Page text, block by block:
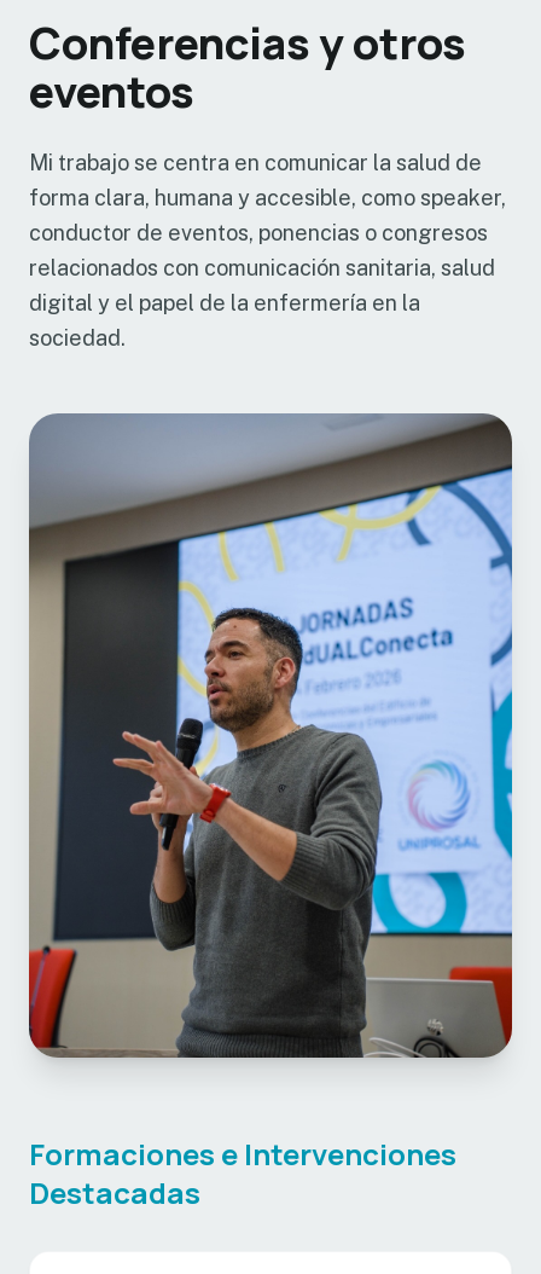
Conferencias y otros
eventos
Mi trabajo se centra en comunicar la salud de
forma clara, humana y accesible, como speaker,
conductor de eventos, ponencias o congresos
relacionados con comunicación sanitaria, salud
digital y el papel de la enfermería en la
sociedad.
Formaciones e Intervenciones
Destacadas